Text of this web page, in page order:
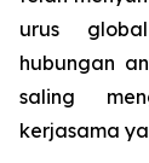
urus
hubungan
saling
kerjasama